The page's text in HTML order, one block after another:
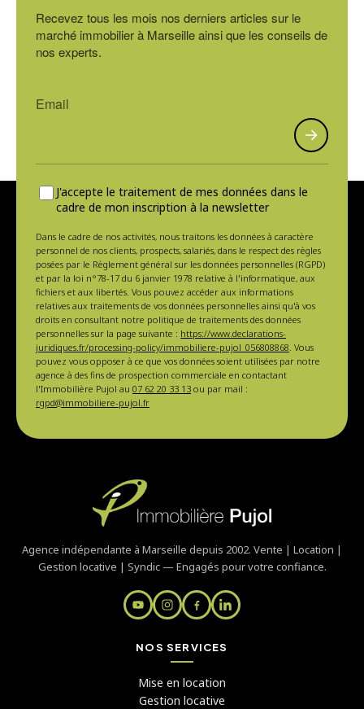
Recevez tous les mois nos derniers articles sur le
marché immobilier à Marseille ainsi que les conseils de
nos experts.
J'accepte le traitement de mes données dans le
cadre de mon inscription à la newsletter
Dans le cadre de nos activités, nous traitons les données à caractère
personnel de nos clients, prospects, salariés, dans le respect des règles
posées par le Règlement général sur les données personnelles (RGPD)
et par la loi n°78-17 du 6 janvier 1978 relative à l'informatique, aux
fichiers et aux libertés. Vous pouvez accéder aux informations
relatives aux traitements de vos données personnelles ainsi qu'à vos
droits en consultant notre politique de traitements des données
personnelles sur la page suivante : https://www.declarations-
juridiques.fr/processing-policy/immobiliere-pujol_056808868. Vous
pouvez vous opposer à ce que vos données soient utilisées par notre
agence à des fins de prospection commerciale en contactant
l'Immobilière Pujol au 07 62 20 33 13 ou par mail :
rgpd@immobiliere-pujol.fr
Agence indépendante à Marseille depuis 2002. Vente | Location |
Gestion locative | Syndic — Engagés pour votre confiance.
NOS SERVICES
Mise en location
Gestion locative